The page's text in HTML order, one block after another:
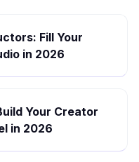
Fill Your
in 2026
Your Creator
in 2026